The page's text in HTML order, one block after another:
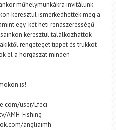
műhelymunkákra invitálunk
keresztül ismerkedhettek meg a
egy-két heti rendszerességű
keresztül találkozhattok
rengeteget tippet és trükköt
el a horgászat minden
is!
user/Lfeci
AMH_Fishing
angliaimh